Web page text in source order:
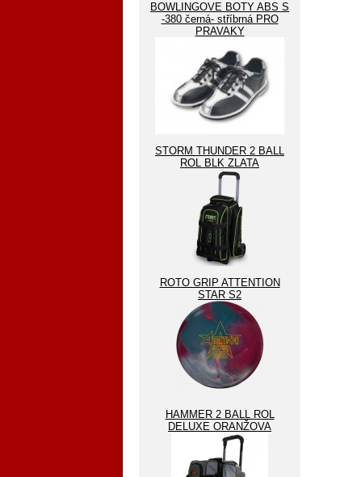
BOWLINGOVE BOTY ABS S
-380 černá- stříbrná PRO
PRAVAKY
STORM THUNDER 2 BALL
ROL BLK ZLATA
ROTO GRIP ATTENTION
STAR S2
HAMMER 2 BALL ROL
DELUXE ORANŽOVA